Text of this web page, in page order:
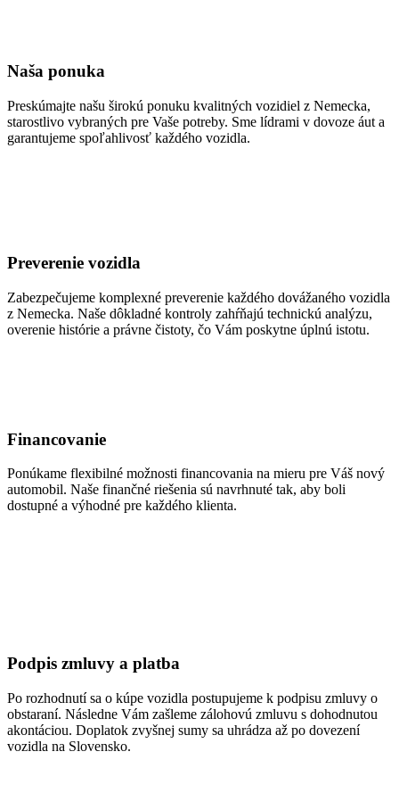
Naša ponuka
Preskúmajte našu širokú ponuku kvalitných vozidiel z Nemecka,
starostlivo vybraných pre Vaše potreby. Sme lídrami v dovoze áut a
garantujeme spoľahlivosť každého vozidla.
Preverenie vozidla
Zabezpečujeme komplexné preverenie každého dovážaného vozidla
z Nemecka. Naše dôkladné kontroly zahŕňajú technickú analýzu,
overenie histórie a právne čistoty, čo Vám poskytne úplnú istotu.
Financovanie
Ponúkame flexibilné možnosti financovania na mieru pre Váš nový
automobil. Naše finančné riešenia sú navrhnuté tak, aby boli
dostupné a výhodné pre každého klienta.
Podpis zmluvy a platba
Po rozhodnutí sa o kúpe vozidla postupujeme k podpisu zmluvy o
obstaraní. Následne Vám zašleme zálohovú zmluvu s dohodnutou
akontáciou. Doplatok zvyšnej sumy sa uhrádza až po dovezení
vozidla na Slovensko.